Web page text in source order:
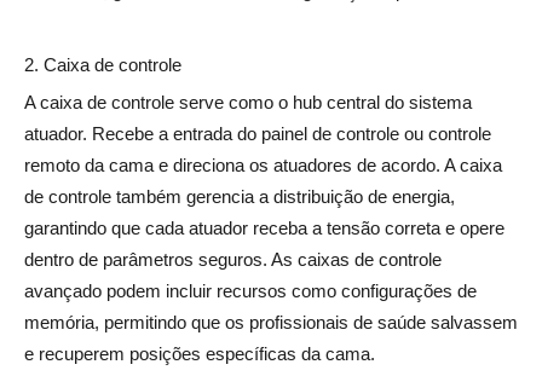
2. Caixa de controle
Acaixa de controle serve como o hub central do sistema
atuador. Recebe a entrada do painel de controle ou controle
remoto da cama e direciona os atuadores de acordo. A caixa
de controle também gerencia a distribuição de energia,
garantindo que cada atuador receba a tensão correta e opere
dentro de parâmetros seguros. As caixas de controle
avançado podem incluir recursos como configurações de
memória, permitindo que os profissionais de saúde salvassem
e recuperem posições específicas da cama.